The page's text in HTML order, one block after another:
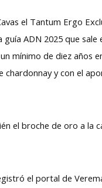
el Tantum Ergo
ADN 2025 que
mínimo de diez años
chardonnay y con el
el broche de oro a la
el portal de